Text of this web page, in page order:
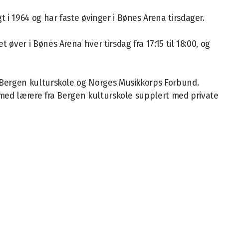
i 1964 og har faste øvinger i Bønes Arena tirsdager.
øver i Bønes Arena hver tirsdag fra 17:15 til 18:00, og
kulturskole og Norges Musikkorps Forbund.
lærere fra Bergen kulturskole supplert med private